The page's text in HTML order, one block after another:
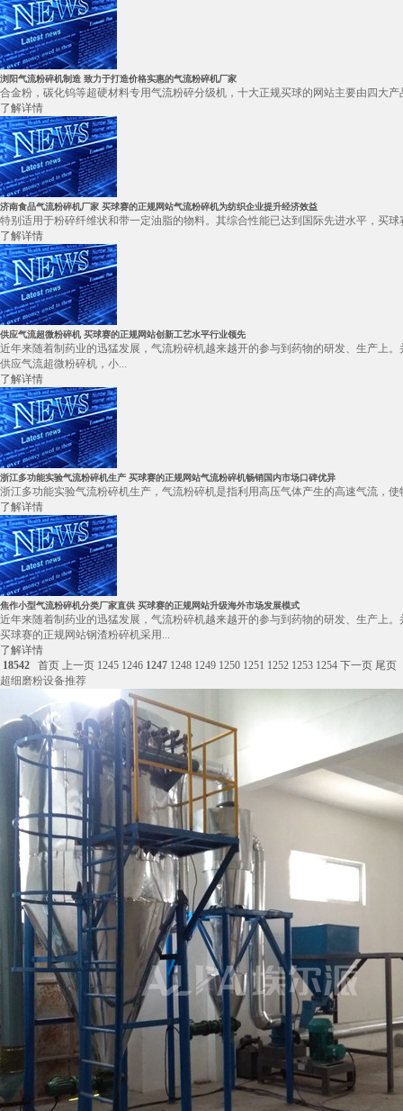
浏阳气流粉碎机制造 致力于打造价格实惠的气流粉碎机厂家
合金粉，碳化钨等超硬材料专用气流粉碎分级机，十大正规买球的网站主要由四大
了解详情
济南食品气流粉碎机厂家 买球赛的正规网站气流粉碎机为纺织企业提升经济效益
特别适用于粉碎纤维状和带一定油脂的物料。其综合性能已达到国际先进水平，买
了解详情
供应气流超微粉碎机 买球赛的正规网站创新工艺水平行业领先
近年来随着制药业的迅猛发展，气流粉碎机越来越开的参与到药物的研发、生产上
供应气流超微粉碎机，小...
了解详情
浙江多功能实验气流粉碎机生产 买球赛的正规网站气流粉碎机畅销国内市场口碑优异
浙江多功能实验气流粉碎机生产，气流粉碎机是指利用高压气体产生的高速气流，
了解详情
焦作小型气流粉碎机分类厂家直供 买球赛的正规网站升级海外市场发展模式
近年来随着制药业的迅猛发展，气流粉碎机越来越开的参与到药物的研发、生产上
买球赛的正规网站钢渣粉碎机采用...
了解详情
18542
首页 上一页 1245 1246 1247 1248 1249 1250 1251 1252 1253 1254 下一页 尾页
超细磨粉设备推荐